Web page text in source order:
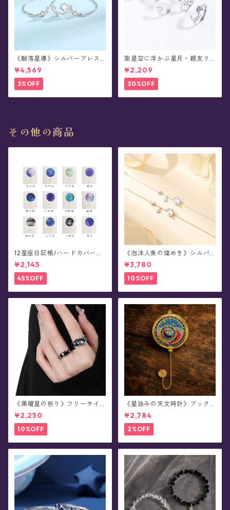
《鯨落星導》シルバーブレス
レット
¥4,569
3%OFF
紫星空に浮かぶ星月・親友リ
ング
¥2,209
30%OFF
その他の商品
12星座日記帳/ハードカバーノ
ート - planet marble
¥2,145
45%OFF
《泡沫人魚の煌めき》シルバ
ーブレスレット
¥3,780
10%OFF
《黒曜星の祈り》フリーサイ
ズ・リング(全2種)
¥2,250
10%OFF
《星詠みの天文時計》ブック
マーカー(全3種)
¥2,784
2%OFF